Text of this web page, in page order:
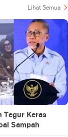
Lihat Semua
Tegur Keras
Sampah